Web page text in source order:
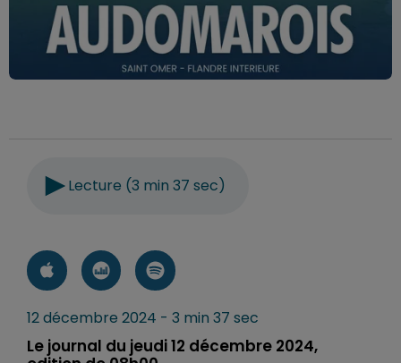
Lecture (3 min 37 sec)
12 décembre 2024 - 3 min 37 sec
Le journal du jeudi 12 décembre 2024,